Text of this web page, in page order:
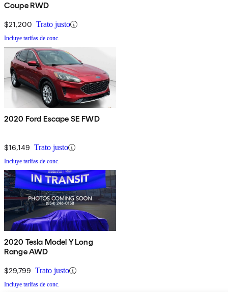
Coupe RWD
$21,200 Trato justo
Incluye tarifas de conc.
2020 Ford Escape SE FWD
$16,149 Trato justo
Incluye tarifas de conc.
2020 Tesla Model Y Long
Range AWD
$29,799 Trato justo
Incluye tarifas de conc.